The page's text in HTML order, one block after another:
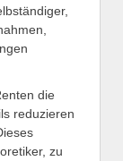
die
reduzieren
zu